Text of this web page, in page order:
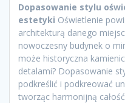
Dopasowanie stylu
estetyki Oświetlenie
architekturą danego
nowoczesny budynek o
może historyczna
detalami? Dopasowanie
podkreślić i podkreować
tworząc harmonijną